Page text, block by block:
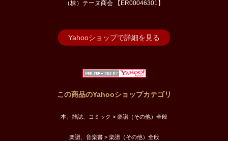
（株）テーヌ商会 【ER00046301】
Yahooショップで詳細を見る
この商品のYahooショップカテゴリ
本、雑誌、コミック > 楽譜（その他）全般
楽譜、音楽書 > 楽譜（その他）全般